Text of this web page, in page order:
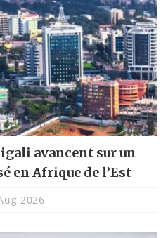
avancent sur un
en Afrique de l’Est
2026